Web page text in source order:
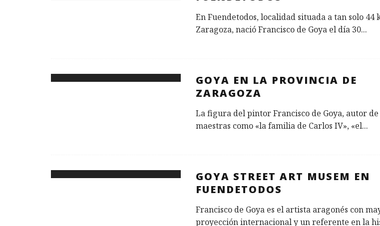
En Fuendetodos, localidad situada a tan solo 44
Zaragoza, nació Francisco de Goya el día 30...
GOYA EN LA PROVINCIA DE
ZARAGOZA
La figura del pintor Francisco de Goya, autor de
maestras como «la familia de Carlos IV», «el...
GOYA STREET ART MUSEM EN
FUENDETODOS
Francisco de Goya es el artista aragonés con
proyección internacional y un referente en la